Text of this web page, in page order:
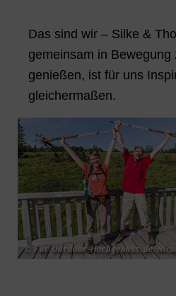
Das sind wir – Silke &
gemeinsam in
genießen, ist für uns
gleichermaßen.